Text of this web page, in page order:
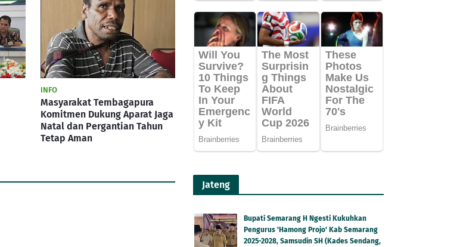
INFO
Masyarakat Tembagapura
Komitmen Dukung Aparat Jaga
Natal dan Pergantian Tahun
Tetap Aman
Jateng
Bupati Semarang H Ngesti Kukuhkan
Pengurus 'Hamong Projo' Kab Semarang
2025-2028, Samsudin SH (Kades Sendang,